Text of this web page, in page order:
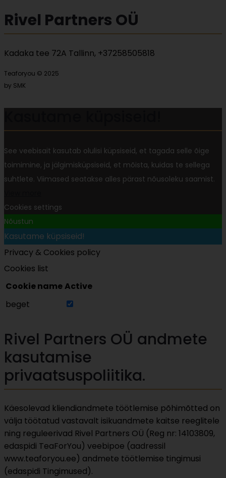
Rivel Partners OÜ
Kadaka tee 72A Tallinn, +37258505818
Teaforyou © 2025
by SMK
See veebisait kasutab olulisi küpsiseid, et tagada selle õige
toimimine, ja jälgimisküpsiseid, et mõista, kuidas te sellega
suhtlete. Viimased seatakse alles pärast nõusoleku saamist.
Cookies settings
Nõustun
Kasutame küpsiseid!
Privacy & Cookies policy
Cookies list
Cookie nameActive
beget
Rivel Partners OÜ andmete
kasutamise
privaatsuspoliitika.
Käesolevad kliendiandmete töötlemise põhimõtted on
välja töötatud vastavalt isikuandmete kaitse reeglitele
ning reguleerivad Rivel Partners OÜ (Reg nr: 14103809,
edaspidi TeaForYou) veebipoe (aadressil
www.teaforyou.ee) andmete töötlemise tingimusi
(edaspidi Tingimused).